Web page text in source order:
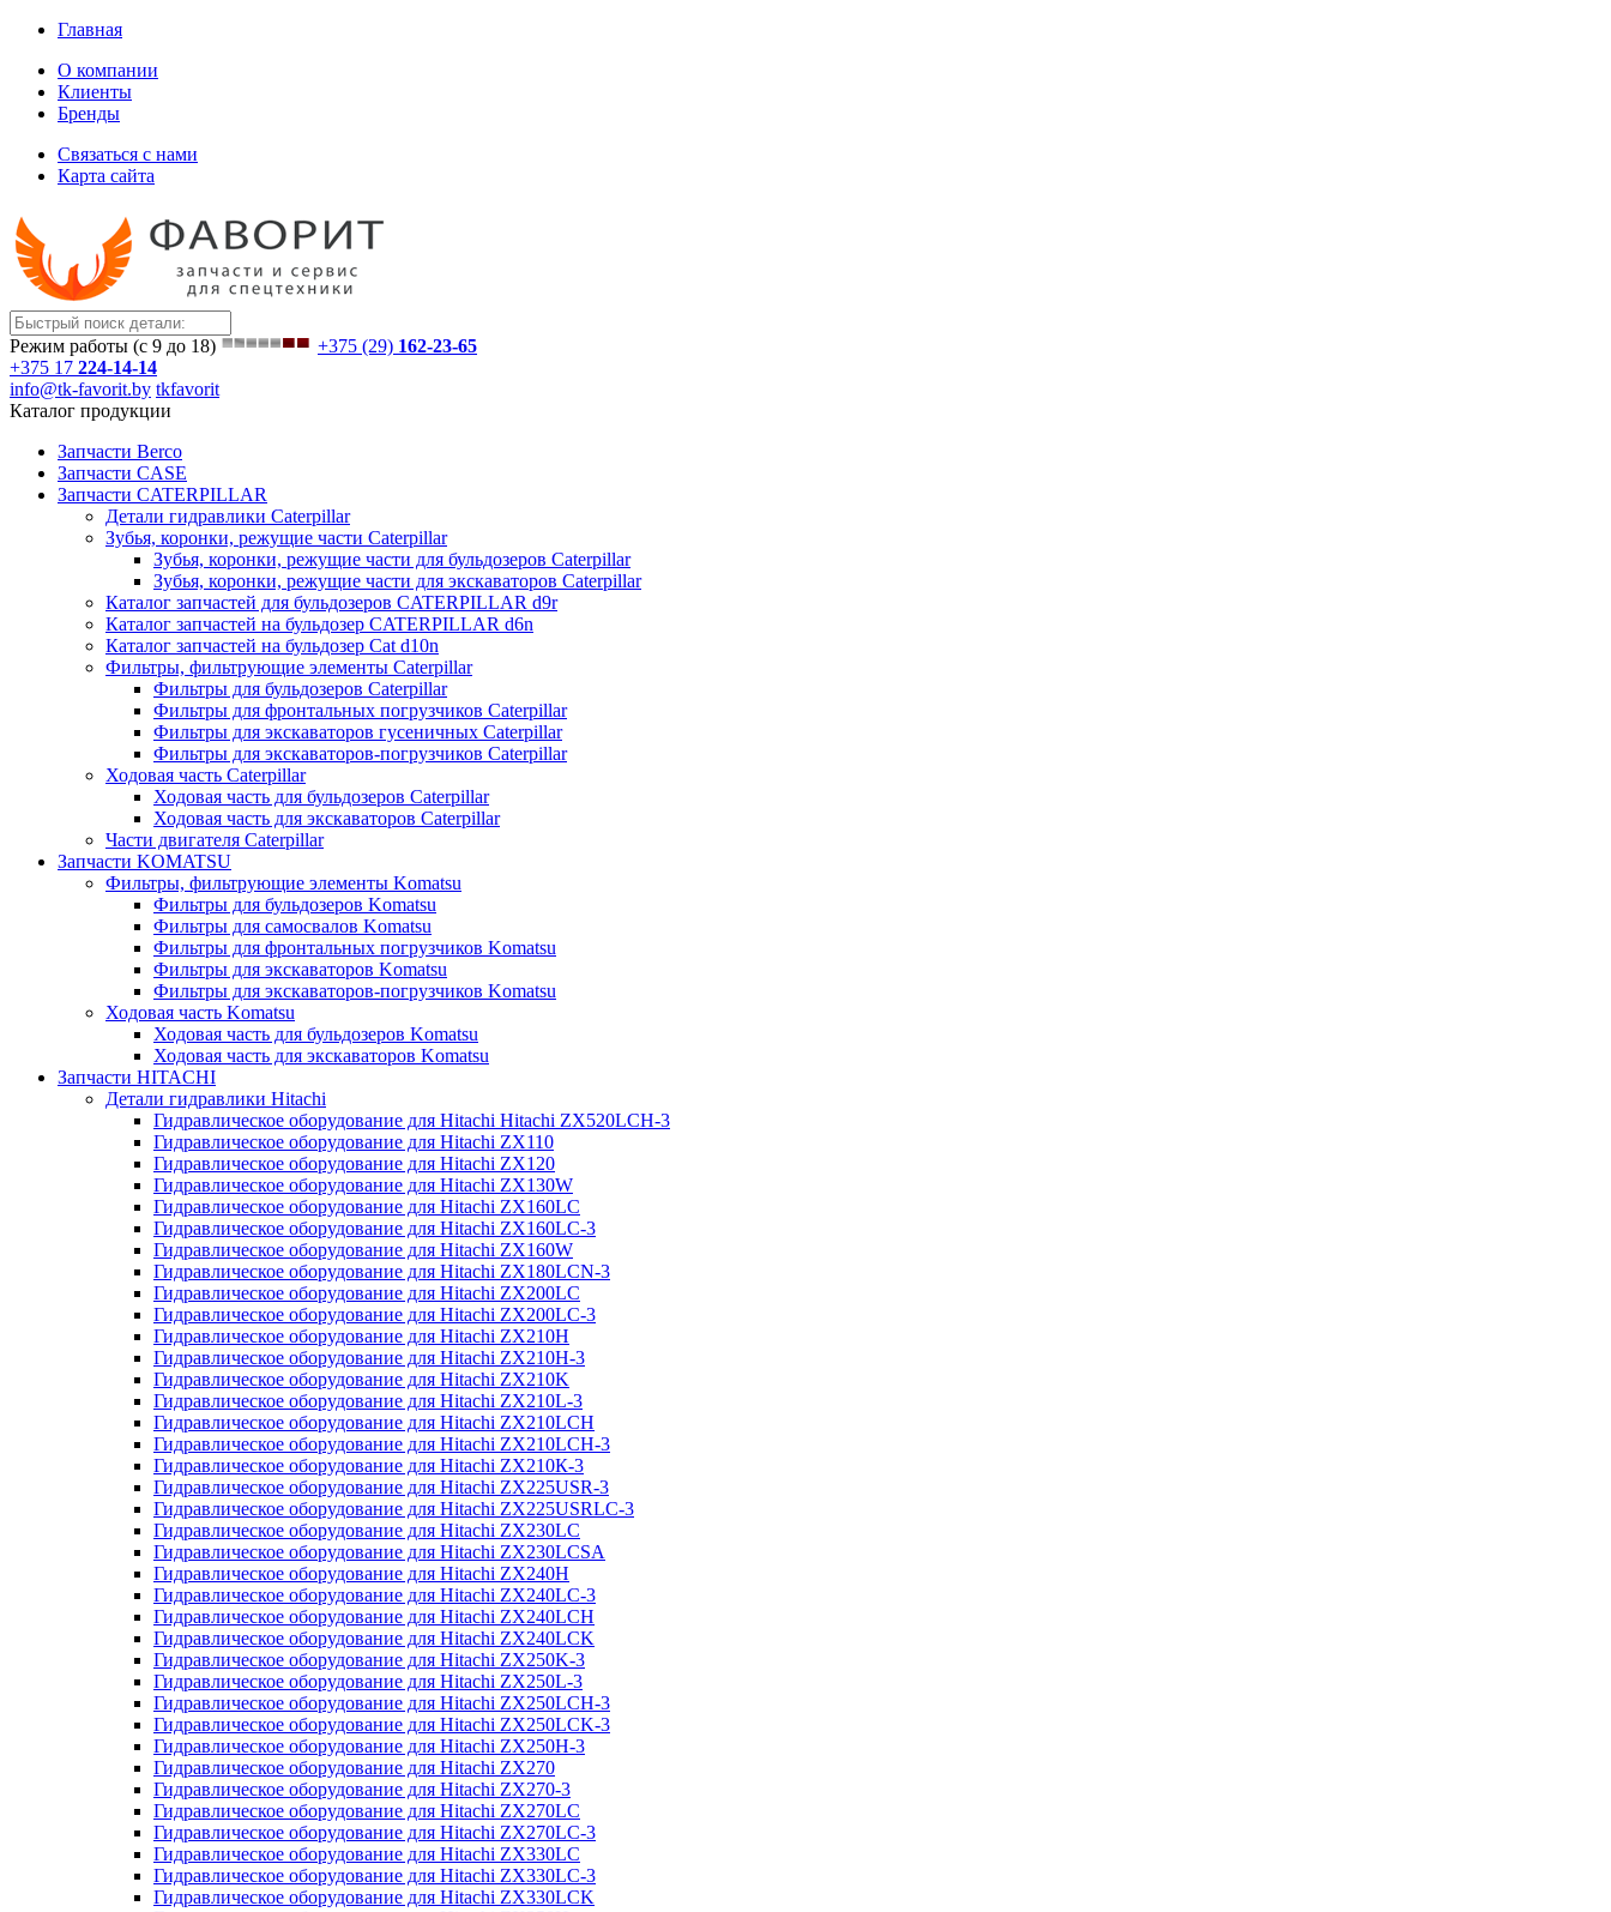
Главная
О компании
Клиенты
Бренды
Связаться с нами
Карта сайта
Режим работы (с 9 до 18) +375 (29) 162-23-65
+375 17 224-14-14
info@tk-favorit.by tkfavorit
Каталог продукции
Запчасти Berco
Запчасти CASE
Запчасти CATERPILLAR
Детали гидравлики Caterpillar
Зубья, коронки, режущие части Caterpillar
Зубья, коронки, режущие части для бульдозеров Caterpillar
Зубья, коронки, режущие части для экскаваторов Caterpillar
Каталог запчастей для бульдозеров CATERPILLAR d9r
Каталог запчастей на бульдозер CATERPILLAR d6n
Каталог запчастей на бульдозер Сat d10n
Фильтры, фильтрующие элементы Caterpillar
Фильтры для бульдозеров Caterpillar
Фильтры для фронтальных погрузчиков Caterpillar
Фильтры для экскаваторов гусеничных Caterpillar
Фильтры для экскаваторов-погрузчиков Caterpillar
Ходовая часть Caterpillar
Ходовая часть для бульдозеров Caterpillar
Ходовая часть для экскаваторов Caterpillar
Части двигателя Caterpillar
Запчасти KOMATSU
Фильтры, фильтрующие элементы Komatsu
Фильтры для бульдозеров Komatsu
Фильтры для самосвалов Komatsu
Фильтры для фронтальных погрузчиков Komatsu
Фильтры для экскаваторов Komatsu
Фильтры для экскаваторов-погрузчиков Komatsu
Ходовая часть Komatsu
Ходовая часть для бульдозеров Komatsu
Ходовая часть для экскаваторов Komatsu
Запчасти HITACHI
Детали гидравлики Hitachi
Гидравлическое оборудование для Hitachi Hitachi ZX520LCH-3
Гидравлическое оборудование для Hitachi ZX110
Гидравлическое оборудование для Hitachi ZX120
Гидравлическое оборудование для Hitachi ZX130W
Гидравлическое оборудование для Hitachi ZX160LC
Гидравлическое оборудование для Hitachi ZX160LC-3
Гидравлическое оборудование для Hitachi ZX160W
Гидравлическое оборудование для Hitachi ZX180LCN-3
Гидравлическое оборудование для Hitachi ZX200LC
Гидравлическое оборудование для Hitachi ZX200LC-3
Гидравлическое оборудование для Hitachi ZX210H
Гидравлическое оборудование для Hitachi ZX210H-3
Гидравлическое оборудование для Hitachi ZX210K
Гидравлическое оборудование для Hitachi ZX210L-3
Гидравлическое оборудование для Hitachi ZX210LCH
Гидравлическое оборудование для Hitachi ZX210LCH-3
Гидравлическое оборудование для Hitachi ZX210К-3
Гидравлическое оборудование для Hitachi ZX225USR-3
Гидравлическое оборудование для Hitachi ZX225USRLC-3
Гидравлическое оборудование для Hitachi ZX230LC
Гидравлическое оборудование для Hitachi ZX230LCSA
Гидравлическое оборудование для Hitachi ZX240H
Гидравлическое оборудование для Hitachi ZX240LC-3
Гидравлическое оборудование для Hitachi ZX240LCH
Гидравлическое оборудование для Hitachi ZX240LCK
Гидравлическое оборудование для Hitachi ZX250K-3
Гидравлическое оборудование для Hitachi ZX250L-3
Гидравлическое оборудование для Hitachi ZX250LCH-3
Гидравлическое оборудование для Hitachi ZX250LCK-3
Гидравлическое оборудование для Hitachi ZX250Н-3
Гидравлическое оборудование для Hitachi ZX270
Гидравлическое оборудование для Hitachi ZX270-3
Гидравлическое оборудование для Hitachi ZX270LC
Гидравлическое оборудование для Hitachi ZX270LC-3
Гидравлическое оборудование для Hitachi ZX330LC
Гидравлическое оборудование для Hitachi ZX330LC-3
Гидравлическое оборудование для Hitachi ZX330LCK